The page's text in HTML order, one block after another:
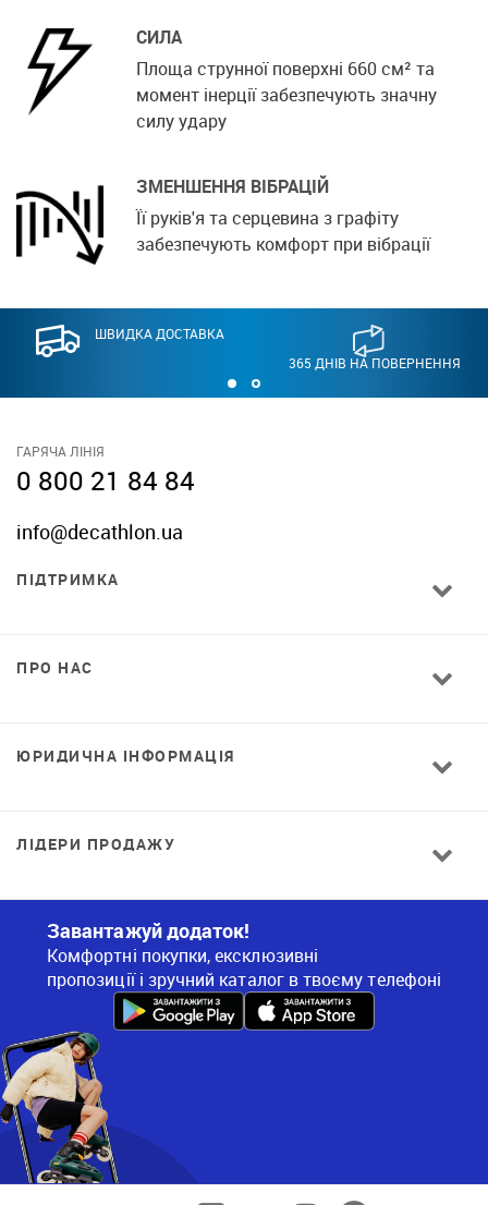
СИЛА
Площа струнної поверхні 660 см² та
момент інерції забезпечують значну
силу удару
ЗМЕНШЕННЯ ВІБРАЦІЙ
Її руків'я та серцевина з графіту
забезпечують комфорт при вібрації
ШВИДКА ДОСТАВКА
365 ДНІВ НА ПОВЕРНЕННЯ
ГАРЯЧА ЛІНІЯ
0 800 21 84 84
info@decathlon.ua
ПІДТРИМКА
ПРО НАС
ЮРИДИЧНА ІНФОРМАЦІЯ
ЛІДЕРИ ПРОДАЖУ
Завантажуй додаток!
Комфортні покупки, ексклюзивні
пропозиції і зручний каталог в твоєму телефоні